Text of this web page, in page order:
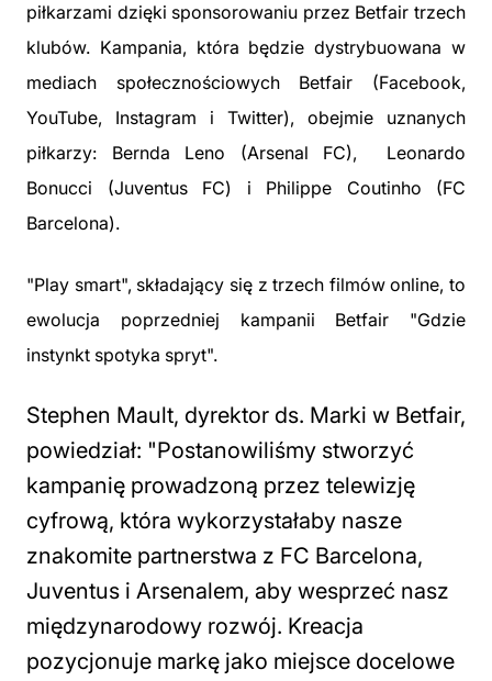
piłkarzami dzięki sponsorowaniu przez Betfair trzech
klubów. Kampania, która będzie dystrybuowana w
mediach społecznościowych Betfair (Facebook,
YouTube, Instagram i Twitter), obejmie uznanych
piłkarzy: Bernda Leno (Arsenal FC), Leonardo
Bonucci (Juventus FC) i Philippe Coutinho (FC
Barcelona).
"Play smart", składający się z trzech filmów online, to
ewolucja poprzedniej kampanii Betfair "Gdzie
instynkt spotyka spryt".
Stephen Mault, dyrektor ds. Marki w Betfair,
powiedział: "Postanowiliśmy stworzyć
kampanię prowadzoną przez telewizję
cyfrową, która wykorzystałaby nasze
znakomite partnerstwa z FC Barcelona, ​​
Juventus i Arsenalem, aby wesprzeć nasz
międzynarodowy rozwój. Kreacja
pozycjonuje markę jako miejsce docelowe